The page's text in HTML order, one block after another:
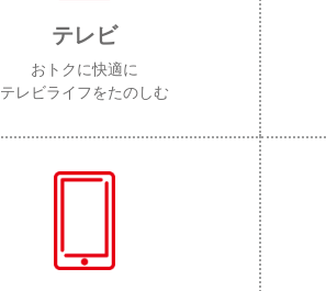
テレビ
おトクに快適に
テレビライフをたのしむ